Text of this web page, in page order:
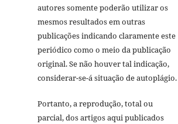
autores somente poderão utilizar os
mesmos resultados em outras
publicações indicando claramente este
periódico como o meio da publicação
original. Se não houver tal indicação,
considerar-se-á situação de autoplágio.
Portanto, a reprodução, total ou
parcial, dos artigos aqui publicados